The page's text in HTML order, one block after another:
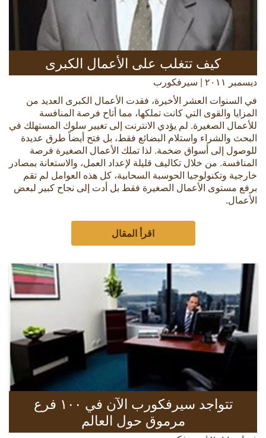
كيف تتغلب على الأعمال الكبرى
ديسمبر ٢٠١١ | سيرفكورب
في السنوات العشر الأخيرة، فقدت الأعمال الكبرى العديد من
المزايا والقوى التي كانت تملكها، مما أتاح فرصة المنافسة
للأعمال الصغيرة. لم يؤدي الانترنت إلى تغيير سلوك المستهلك في
البحث والشراء واستلام البضائع فقط، بل فتح أيضاً طرق عديدة
للوصول إلى أسواق ضخمة. لذا تملك الأعمال الصغيرة فرصة
المنافسة. من خلال تكاليف قليلة لإعداد العمل، والاستعانة بمصادر
خارجية وتكنولوجيا الحوسبة السحابية، كل هذه العوامل لم تقم
برفع مستوى الأعمال الصغيرة فقط بل أدت إلى نجاح كبير لبعض
الأعمال.
اقرأ المقال
تتواجد سيرفكورب الآن في ١٠٠ فرع
مرموق حول العالم